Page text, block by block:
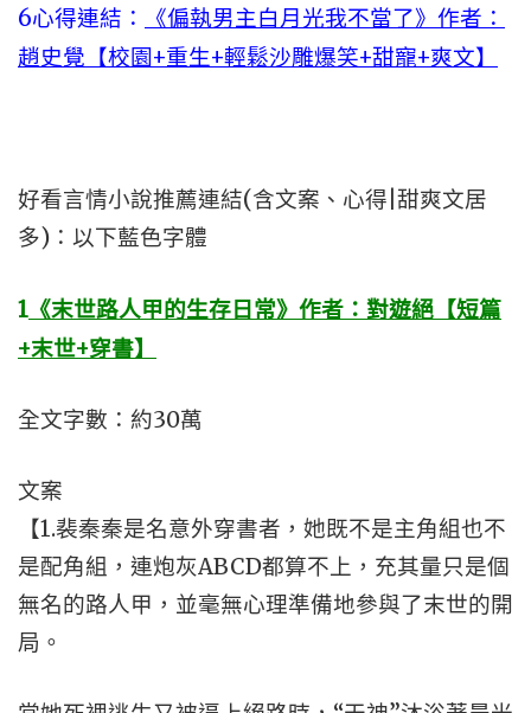
6心得連結：
《偏執男主白月光我不當了》作者：
趙史覺【校園+重生+輕鬆沙雕爆笑+甜寵+爽文】
好看言情小說推薦連結(含文案、心得|甜爽文居
多)：以下藍色字體
1 《末世路人甲的生存日常》作者：對遊絕【短篇
+末世+穿書】
全文字數：約30萬
文案
【1.裴秦秦是名意外穿書者，她既不是主角組也不
是配角組，連炮灰ABCD都算不上，充其量只是個
無名的路人甲，並毫無心理準備地參與了末世的開
局。